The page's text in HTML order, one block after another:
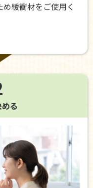
緩衝材をご使用く
る